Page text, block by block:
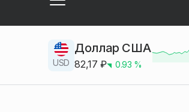
USD
Доллар США
82,17 ₽ 0.93 %